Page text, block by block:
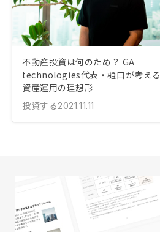
不動産投資は何のため？ GA
technologies代表・樋口が考える
資産運用の理想形
投資する2021.11.11